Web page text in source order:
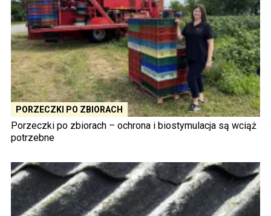
PORZECZKI PO ZBIORACH
Porzeczki po zbiorach – ochrona i biostymulacja są wciąż
potrzebne